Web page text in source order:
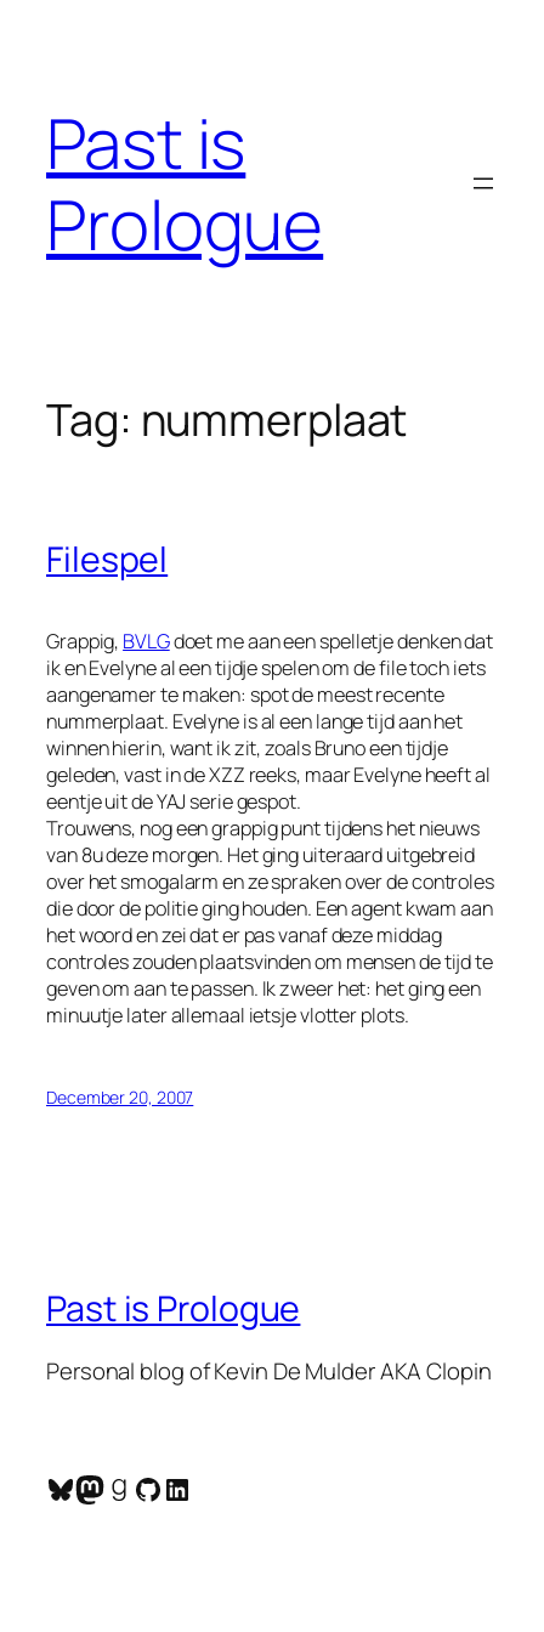
Past is
Prologue
Tag: nummerplaat
Filespel
Grappig, BVLGdoet me aan een spelletje denken dat
ik en Evelyne al een tijdje spelen om de file toch iets
aangenamer te maken: spot de meest recente
nummerplaat. Evelyne is al een lange tijd aan het
winnen hierin, want ik zit, zoals Bruno een tijdje
geleden, vast in de XZZ reeks, maar Evelyne heeft al
eentje uit de YAJ serie gespot.
Trouwens, nog een grappig punt tijdens het nieuws
van 8u deze morgen. Het ging uiteraard uitgebreid
over het smogalarm en ze spraken over de controles
die door de politie ging houden. Een agent kwam aan
het woord en zei dat er pas vanaf deze middag
controles zouden plaatsvinden om mensen de tijd te
geven om aan te passen. Ik zweer het: het ging een
minuutje later allemaal ietsje vlotter plots.
December 20, 2007
Past is Prologue
Personal blog of Kevin De Mulder AKA Clopin
Bluesky
Mastodon
Goodreads
GitHub
LinkedIn